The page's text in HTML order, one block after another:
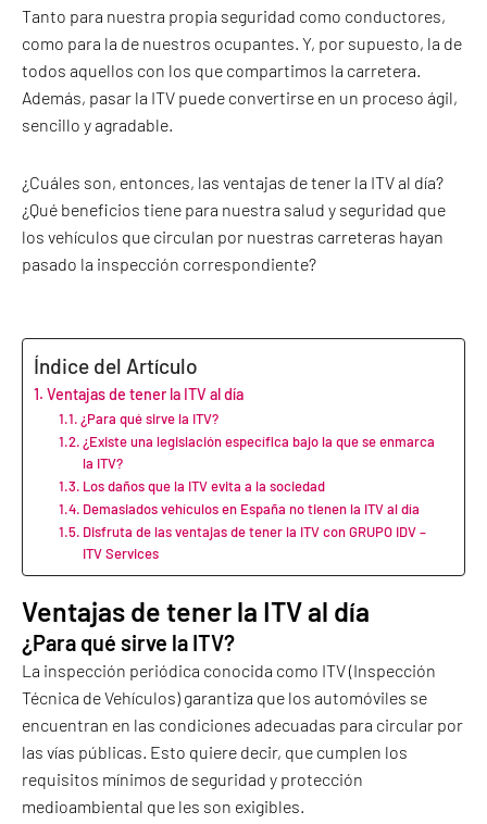
Tanto para nuestra propia seguridad como conductores,
como para la de nuestros ocupantes. Y, por supuesto, la de
todos aquellos con los que compartimos la carretera.
Además, pasar la ITV puede convertirse en un proceso ágil,
sencillo y agradable.
¿Cuáles son, entonces, las ventajas de tener la ITV al día?
¿Qué beneficios tiene para nuestra salud y seguridad que
los vehículos que circulan por nuestras carreteras hayan
pasado la inspección correspondiente?
Índice del Artículo
Ventajas de tener la ITV al día
¿Para qué sirve la ITV?
¿Existe una legislación específica bajo la que se enmarca
la ITV?
Los daños que la ITV evita a la sociedad
Demasiados vehículos en España no tienen la ITV al día
Disfruta de las ventajas de tener la ITV con GRUPO IDV –
ITV Services
Ventajas de tener la ITV al día
¿Para qué sirve la ITV?
La inspección periódica conocida como ITV (Inspección
Técnica de Vehículos) garantiza que los automóviles se
encuentran en las condiciones adecuadas para circular por
las vías públicas. Esto quiere decir, que cumplen los
requisitos mínimos de seguridad y protección
medioambiental que les son exigibles.